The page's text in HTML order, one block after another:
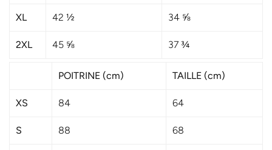
XL 42 ½ 34 ⅝
2XL 45 ⅝ 37 ¾
POITRINE (cm) TAILLE (cm)
XS 84 64
S 88 68